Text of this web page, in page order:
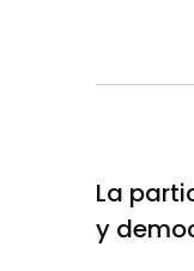
La
y